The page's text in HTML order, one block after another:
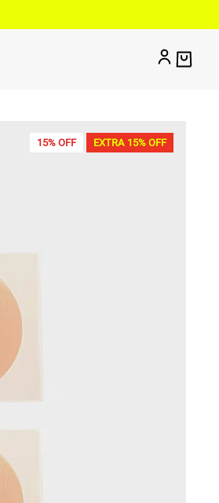
15% OFF EXTRA 15% OFF